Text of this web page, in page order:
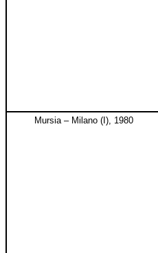
Mursia – Milano (I), 1980